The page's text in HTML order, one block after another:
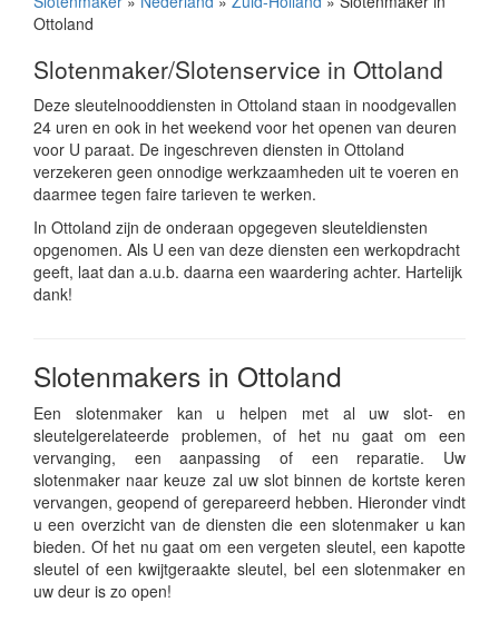
Ottoland
Slotenmaker/Slotenservice in Ottoland
Deze sleutelnooddiensten in Ottoland staan in noodgevallen
24 uren en ook in het weekend voor het openen van deuren
voor U paraat. De ingeschreven diensten in Ottoland
verzekeren geen onnodige werkzaamheden uit te voeren en
daarmee tegen faire tarieven te werken.
In Ottoland zijn de onderaan opgegeven sleuteldiensten
opgenomen. Als U een van deze diensten een werkopdracht
geeft, laat dan a.u.b. daarna een waardering achter. Hartelijk
dank!
Slotenmakers in Ottoland
Een slotenmaker kan u helpen met al uw slot- en
sleutelgerelateerde problemen, of het nu gaat om een
vervanging, een aanpassing of een reparatie. Uw
slotenmaker naar keuze zal uw slot binnen de kortste keren
vervangen, geopend of gerepareerd hebben. Hieronder vindt
u een overzicht van de diensten die een slotenmaker u kan
bieden. Of het nu gaat om een vergeten sleutel, een kapotte
sleutel of een kwijtgeraakte sleutel, bel een slotenmaker en
uw deur is zo open!